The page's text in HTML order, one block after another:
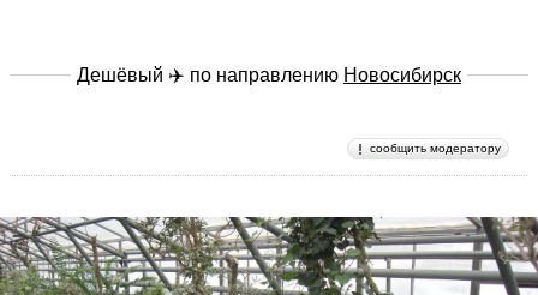
Дешёвый ✈️ по направлению Новосибирск
сообщить модератору